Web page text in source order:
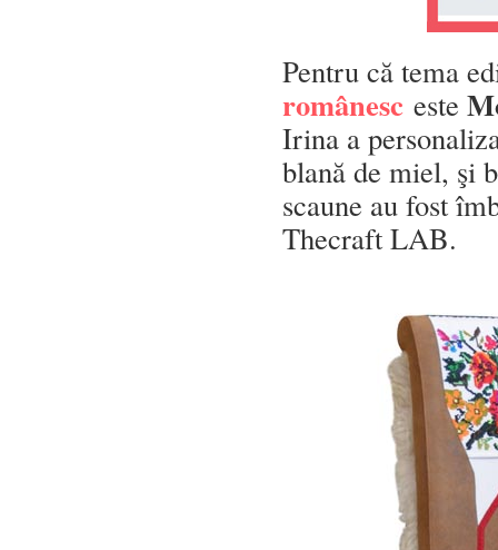
Pentru că tema
românesc este
Irina a
blană de miel, şi
scaune au fost
Thecraft LAB.